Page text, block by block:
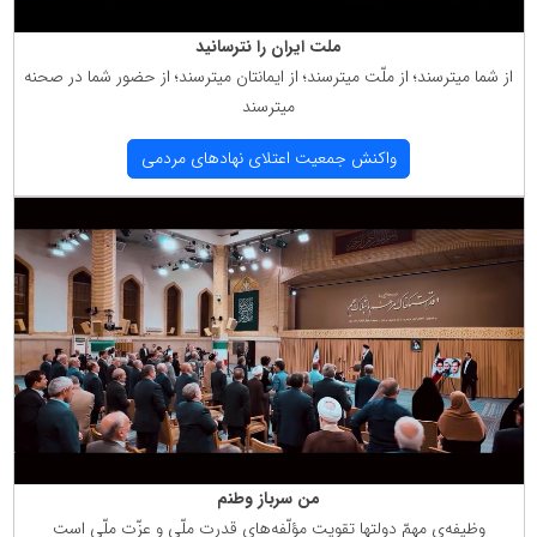
ملت ایران را نترسانید
از شما میترسند؛ از ملّت میترسند؛ از ایمانتان میترسند؛ از حضور شما در صحنه
میترسند
واكنش جمعیت اعتلای نهادهای مردمی
من سرباز وطنم
وظیفه‌ی مهمّ دولتها تقویت مؤلّفه‌های قدرت ملّی و عزّت ملّی است